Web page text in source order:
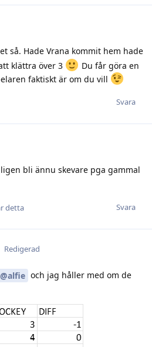
så. Hade Vrana kommit hem hade
klättra över 3
Du får göra en
faktiskt är om du vill
Svara
bli ännu skevare pga gammal
Svara
detta
Redigerad
@alfie och jag håller med om de